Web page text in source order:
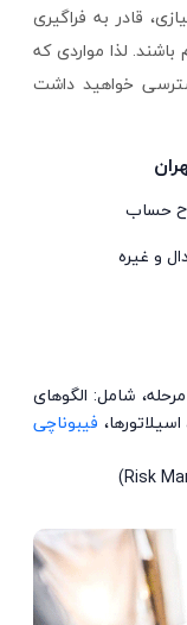
قادر به فراگیری
لذا مواردی که
خواهید داشت
حساب
آموزش تحلیل تکنیکال در 30 جلسه و 4 مرحله، شامل: الگوهای
اسیلاتورها، فیبوناچی